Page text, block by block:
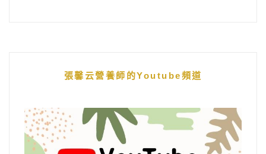
張馨云營養師的Youtube頻道